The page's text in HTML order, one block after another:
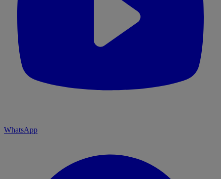
WhatsApp